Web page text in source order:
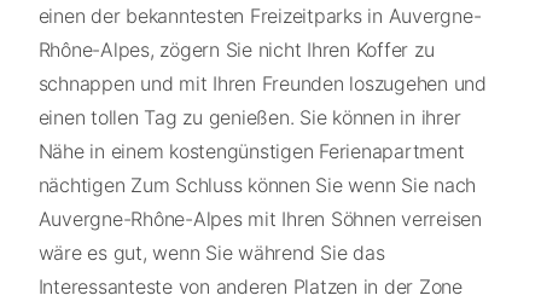
einen der bekanntesten Freizeitparks in Auvergne-
Rhône-Alpes, zögern Sie nicht Ihren Koffer zu
schnappen und mit Ihren Freunden loszugehen und
einen tollen Tag zu genießen. Sie können in ihrer
Nähe in einem kostengünstigen Ferienapartment
nächtigen Zum Schluss können Sie wenn Sie nach
Auvergne-Rhône-Alpes mit Ihren Söhnen verreisen
wäre es gut, wenn Sie während Sie das
Interessanteste von anderen Platzen in der Zone